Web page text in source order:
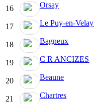
16 Orsay
17 Le Puy-en-Velay
18 Bagneux
19 C R ANCIZES
20 Beaune
21 Chartres